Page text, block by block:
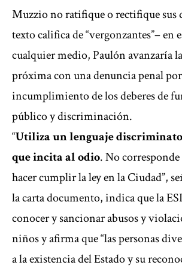
Muzzio no ratifique o rectifique sus
texto califica de “vergonzantes”– en
cualquier medio, Paulón avanzaría
próxima con una denuncia penal
incumplimiento de los deberes de
público y discriminación.
“Utiliza un lenguaje
que incita al odio. No
hacer cumplir la ley en la Ciudad”,
la carta documento, indica que la
conocer y sancionar abusos y
niños y afirma que “las personas
a la existencia del Estado y su